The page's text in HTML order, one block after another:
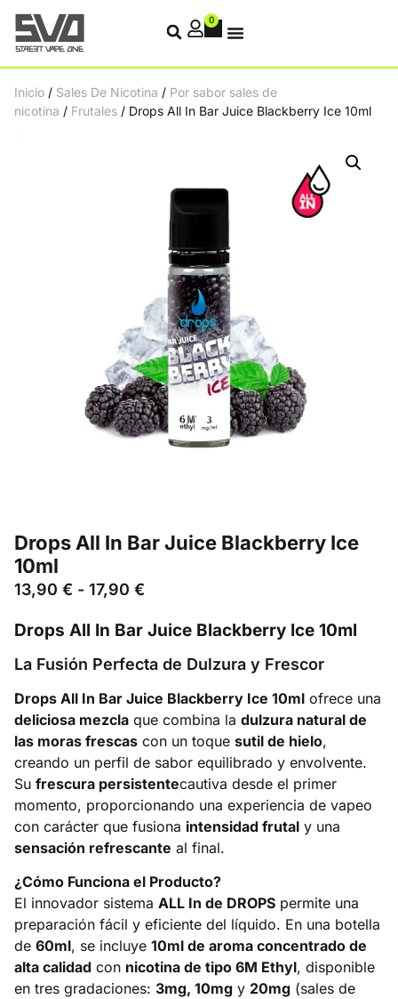
0
Inicio / Sales De Nicotina / Por sabor sales de
nicotina / Frutales / Drops All In Bar Juice Blackberry Ice 10ml
Drops All In Bar Juice Blackberry Ice
10ml
13,90 € - 17,90 €
Drops All In Bar Juice Blackberry Ice 10ml
La Fusión Perfecta de Dulzura y Frescor
Drops All In Bar Juice Blackberry Ice 10ml ofrece una
deliciosa mezcla que combina la dulzura natural de
las moras frescas con un toque sutil de hielo,
creando un perfil de sabor equilibrado y envolvente.
Su frescura persistentecautiva desde el primer
momento, proporcionando una experiencia de vapeo
con carácter que fusiona intensidad frutal y una
sensación refrescante al final.
¿Cómo Funciona el Producto?
El innovador sistema ALL In de DROPS permite una
preparación fácil y eficiente del líquido. En una botella
de 60ml, se incluye 10ml de aroma concentrado de
alta calidad con nicotina de tipo 6M Ethyl, disponible
en tres gradaciones: 3mg, 10mg y 20mg (sales de